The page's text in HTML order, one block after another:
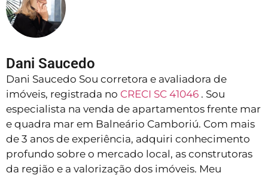
Dani Saucedo
Dani Saucedo Sou corretora e avaliadora de
imóveis, registrada no CRECI SC 41046 . Sou
especialista na venda de apartamentos frente mar
e quadra mar em Balneário Camboriú. Com mais
de 3 anos de experiência, adquiri conhecimento
profundo sobre o mercado local, as construtoras
da região e a valorização dos imóveis. Meu